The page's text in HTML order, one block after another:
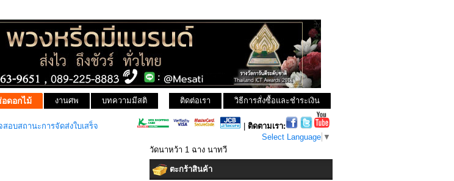
ดอกไม้ งานศพ บทความมีสติ วิธีการสั่งซื้อและชำระเงิน
ติดต่อเรา
สอบสถานะการจัดส่งใบเสร็จ
ติดตามเรา:
Select Language ▼
วัดนาหว้า 1 ฉาง นาทวี
ตะกร้าสินค้า